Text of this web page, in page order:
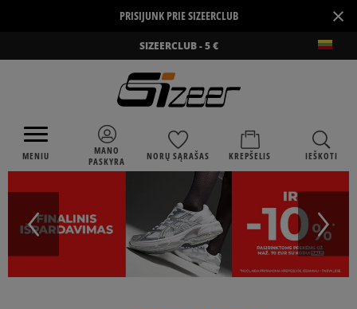
PRISIJUNK PRIE SIZEERCLUB ×
SIZEERCLUB - 5 €
MENIU
MANO
PASKYRA
NORŲ SĄRAŠAS KREPŠELIS IEŠKOTI